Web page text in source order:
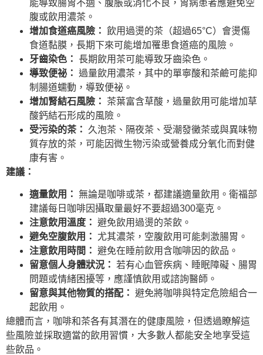
能導致腸胃不適、腹脹或消化不良，胃病患者應避免空
腹或飲用濃茶。
增加食道癌風險： 飲用過燙的茶（超過65°C）會燙傷
食道黏膜，長期下來可能增加罹患食道癌的風險。
牙齒染色： 長期飲用茶可能導致牙齒染色。
導致便祕： 過量飲用濃茶，其中的單寧酸和茶鹼可能抑
制腸道蠕動，導致便祕。
增加腎結石風險： 茶葉富含草酸，過量飲用可能增加草
酸鈣結石形成的風險。
受污染的茶： 久泡茶、隔夜茶、受潮發黴茶或與異味物
質存放的茶，可能因微生物污染或營養成分氧化而對健
康有害。
建議：
適量飲用： 無論是咖啡或茶，都建議適量飲用。衛福部
建議每日咖啡因攝取量最好不要超過300毫克。
注意飲用溫度： 避免飲用過燙的茶飲。
避免空腹飲用： 尤其濃茶，空腹飲用可能刺激腸胃。
注意飲用時間： 避免在睡前飲用含咖啡因的飲品。
留意個人身體狀況： 若有心血管疾病、睡眠障礙、腸胃
問題或情緒困擾等，應謹慎飲用或諮詢醫師。
留意與其他物質的搭配： 避免將咖啡與特定危險組合一
起飲用。
總體而言，咖啡和茶各有其潛在的健康風險，但透過瞭解這
些風險並採取適當的飲用習慣，大多數人都能安全地享受這
些飲品。